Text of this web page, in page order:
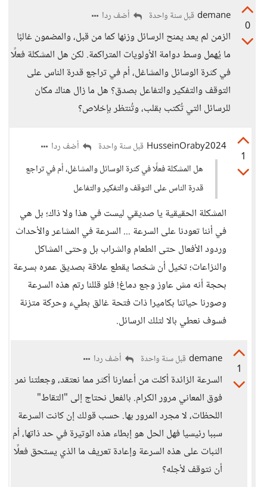
0
demane قبل سنة واحدة أضف ردا
الزمن لم يعد يمنح الرسائل وزنها كما من قبل، والمضمون غالبًا
ما يُهمل وسط دوامة الأولويات المتراكمة. لكن هل المشكلة فعلًا
في كثرة الوسائل والمشاغل، أم في تراجع قدرة الناس على
التوقف والتفكير والتفاعل بصدق؟ هل ما زال هناك مكان
للرسائل التي تُكتب بقلب، وتُنتظر بإخلاص؟
1
HusseinOraby2024 قبل سنة واحدة
أضف ردا
هل المشكلة فعلًا في كثرة الوسائل والمشاغل، أم في تراجع
قدرة الناس على التوقف والتفكير والتفاعل
المشكلة الحقيقية يا صديقي ليست في هذا ولا ذاك؛ بل هي
في أننا تعودنا على السرعة ... السرعة في المشاعر والأحداث
وردود الأفعال حتى الطعام والشراب بل وحتى المشاكل
والنزاعات؛ تخيل أن شخصا يقطع علاقة بصديق عمره بسرعة
بحجة أنه مش عاوز وجع دماغ! فلو قللنا رتم هذه السرعة
وصورنا حياتنا بكاميرا ذات فتحة غالق بطيء وحركة متزنة
فسوف نعطي بالا لتلك الرسائل.
1
demane قبل سنة واحدة أضف ردا
السرعة الزائدة أكلت من أعمارنا أكثر مما نعتقد، وجعلتنا نمر
فوق المعاني مرور الكرام. بالفعل نحتاج إلى "التقاط"
اللحظات، لا مجرد المرور بها. حسب قولك إن كانت السرعة
سببا رئيسيا فهل الحل هو إبطاء هذه الوتيرة في حد ذاتها، أم
الثبات على هذه السرعة وإعادة تعريف ما الذي يستحق فعلًا
أن نتوقف لأجله؟